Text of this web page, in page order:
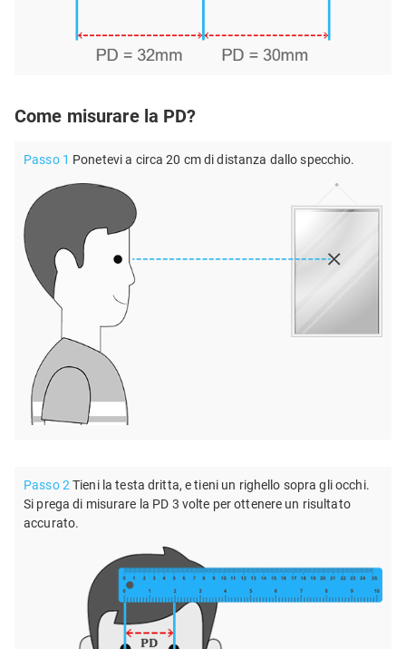
Come misurare la PD?
Passo 1 Ponetevi a circa 20 cm di distanza dallo specchio.
Passo 2Tieni la testa dritta, e tieni un righello sopra gli occhi.
Si prega di misurare la PD 3 volte per ottenere un risultato
accurato.